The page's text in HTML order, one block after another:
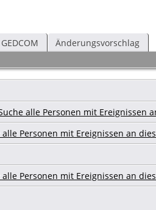
GEDCOM Änderungsvorschlag